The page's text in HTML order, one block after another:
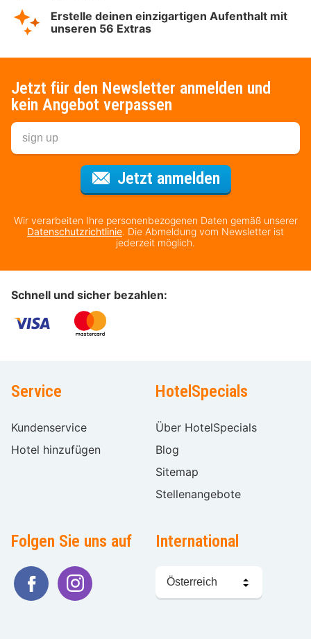
Erstelle deinen einzigartigen Aufenthalt mit
unseren 56 Extras
Jetzt für den Newsletter anmelden und
kein Angebot verpassen
Jetzt anmeldenFür den
Wir verarbeiten Ihre personenbezogenen Daten gemäß unserer
Datenschutzrichtlinie. Die Abmeldung vom Newsletter ist
jederzeit möglich.
Schnell und sicher bezahlen:
Service
Kundenservice
Hotel hinzufügen
HotelSpecials
Über HotelSpecials
Blog
Sitemap
Stellenangebote
Folgen Sie uns auf International
Sprache
wählen